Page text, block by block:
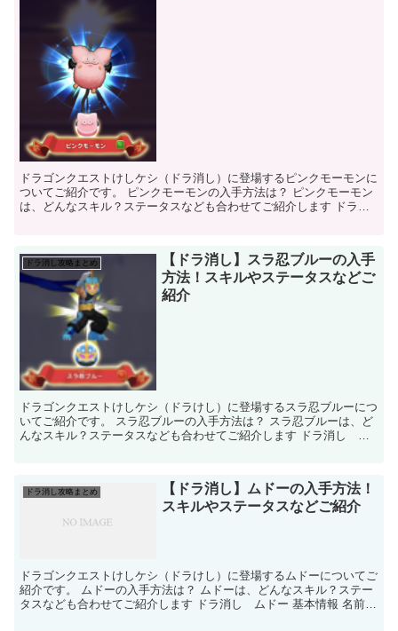
ドラゴンクエストけしケシ（ドラ消し）に登場するピンクモーモンに
ついてご紹介です。 ピンクモーモンの入手方法は？ ピンクモーモン
は、どんなスキル？ステータスなども合わせてご紹介します ドラ消
ドラ消し攻略まとめ
【ドラ消し】スラ忍ブルーの入手
方法！スキルやステータスなどご
紹介
ドラゴンクエストけしケシ（ドラけし）に登場するスラ忍ブルーにつ
いてご紹介です。 スラ忍ブルーの入手方法は？ スラ忍ブルーは、ど
んなスキル？ステータスなども合わせてご紹介します ドラ消し ス
ドラ消し攻略まとめ
【ドラ消し】ムドーの入手方法！
スキルやステータスなどご紹介
ドラゴンクエストけしケシ（ドラけし）に登場するムドーについてご
紹介です。 ムドーの入手方法は？ ムドーは、どんなスキル？ステー
タスなども合わせてご紹介します ドラ消し ムドー 基本情報 名前